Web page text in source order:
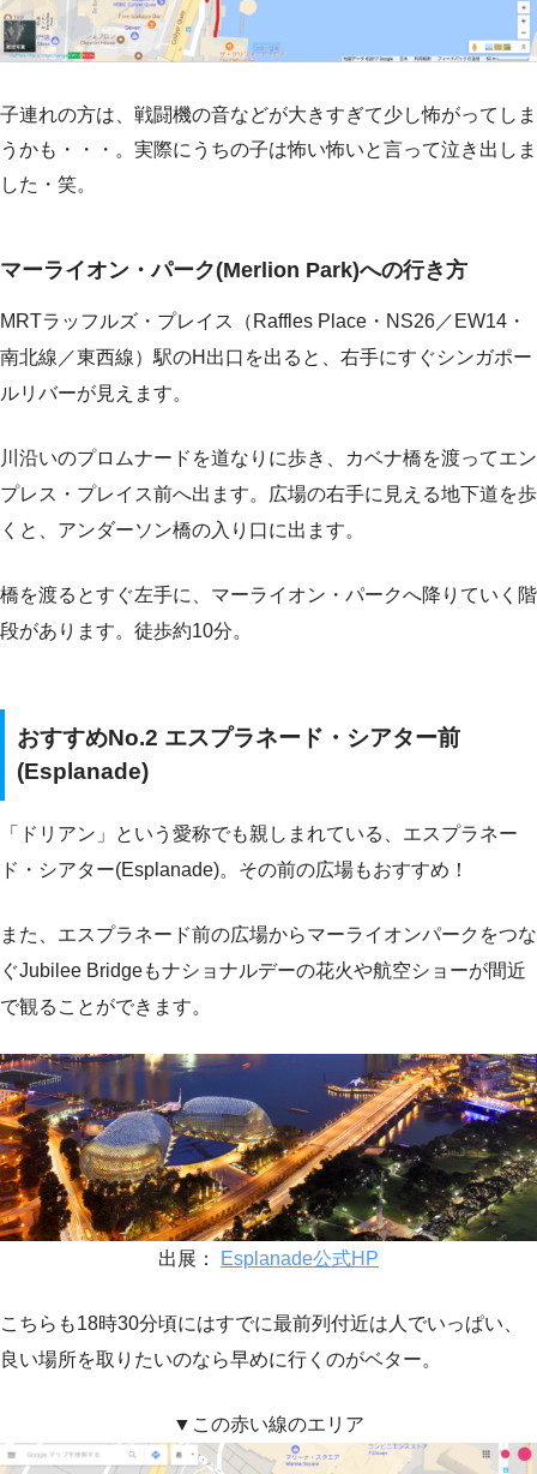
子連れの方は、戦闘機の音などが大きすぎて少し怖がってしま
うかも・・・。実際にうちの子は怖い怖いと言って泣き出しま
した・笑。
マーライオン・パーク(Merlion Park)への行き方
MRTラッフルズ・プレイス（Raffles Place・NS26／EW14・
南北線／東西線）駅のH出口を出ると、右手にすぐシンガポー
ルリバーが見えます。
川沿いのプロムナードを道なりに歩き、カベナ橋を渡ってエン
プレス・プレイス前へ出ます。広場の右手に見える地下道を歩
くと、アンダーソン橋の入り口に出ます。
橋を渡るとすぐ左手に、マーライオン・パークへ降りていく階
段があります。徒歩約10分。
おすすめNo.2 エスプラネード・シアター前
(Esplanade)
「ドリアン」という愛称でも親しまれている、エスプラネー
ド・シアター(Esplanade)。その前の広場もおすすめ！
また、エスプラネード前の広場からマーライオンパークをつな
ぐJubilee Bridgeもナショナルデーの花火や航空ショーが間近
で観ることができます。
出展： Esplanade公式HP
こちらも18時30分頃にはすでに最前列付近は人でいっぱい、
良い場所を取りたいのなら早めに行くのがベター。
▼この赤い線のエリア